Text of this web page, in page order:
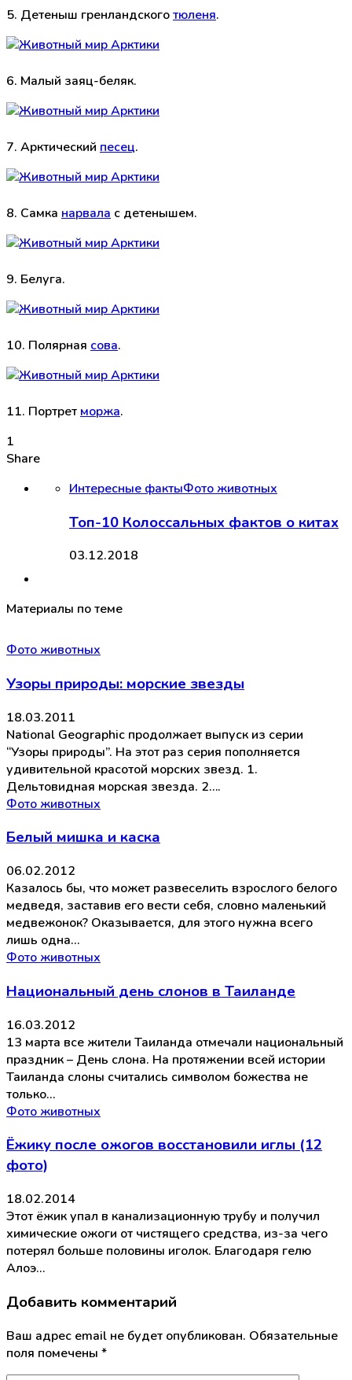
5. Детеныш гренландскоготюленя.
6. Малый заяц-беляк.
7. Арктический песец.
8. Самка нарвала с детенышем.
9. Белуга.
10. Полярная сова.
11. Портрет моржа.
1
Share
Интересные фактыФото животных
Топ-10 Колоссальных фактов о китах
03.12.2018
Материалы по теме
Фото животных
Узоры природы: морские звезды
18.03.2011
National Geographic продолжает выпуск из серии
“Узоры природы”. На этот раз серия пополняется
удивительной красотой морских звезд. 1.
Дельтовидная морская звезда. 2….
Фото животных
Белый мишка и каска
06.02.2012
Казалось бы, что может развеселить взрослого белого
медведя, заставив его вести себя, словно маленький
медвежонок? Оказывается, для этого нужна всего
лишь одна…
Фото животных
Национальный день слонов в Таиланде
16.03.2012
13 марта все жители Таиланда отмечали национальный
праздник – День слона. На протяжении всей истории
Таиланда слоны считались символом божества не
только…
Фото животных
Ёжику после ожогов восстановили иглы (12
фото)
18.02.2014
Этот ёжик упал в канализационную трубу и получил
химические ожоги от чистящего средства, из-за чего
потерял больше половины иголок. Благодаря гелю
Алоэ…
Добавить комментарий
Ваш адрес email не будет опубликован. Обязательные
поля помечены *